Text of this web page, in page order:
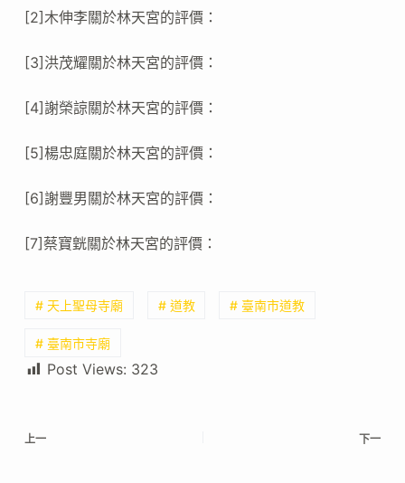
[2]木伸李關於林天宮的評價：
[3]洪茂耀關於林天宮的評價：
[4]謝榮諒關於林天宮的評價：
[5]楊忠庭關於林天宮的評價：
[6]謝豐男關於林天宮的評價：
[7]蔡寶皝關於林天宮的評價：
# 天上聖母寺廟 # 道教 # 臺南市道教
# 臺南市寺廟
Post Views: 323
上一 下一